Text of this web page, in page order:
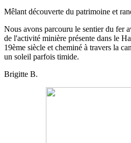
Mêlant découverte du patrimoine et
Nous avons parcouru le sentier du fer
de l'activité minière présente dans le
19ème siècle et cheminé à travers la
un soleil parfois timide.
Brigitte B.